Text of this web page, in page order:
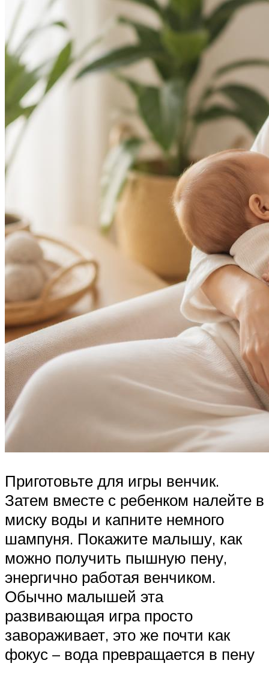
Приготовьте для игры венчик.
Затем вместе с ребенком налейте в
миску воды и капните немного
шампуня. Покажите малышу, как
можно получить пышную пену,
энергично работая венчиком.
Обычно малышей эта
развивающая игра просто
завораживает, это же почти как
фокус – вода превращается в пену